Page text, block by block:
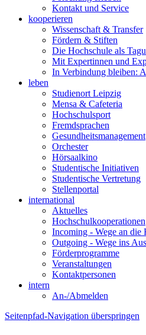
Kontakt und Service
kooperieren
Wissenschaft & Transfer
Fördern & Stiften
Die Hochschule als
Mit Expertinnen und
In Verbindung bleiben:
leben
Studienort Leipzig
Mensa & Cafeteria
Hochschulsport
Fremdsprachen
Gesundheitsmanagement
Orchester
Hörsaalkino
Studentische Initiativen
Studentische Vertretung
Stellenportal
international
Aktuelles
Hochschulkooperationen
Incoming - Wege an
Outgoing - Wege ins
Förderprogramme
Veranstaltungen
Kontaktpersonen
intern
An-/Abmelden
Seitenpfad-Navigation überspringen